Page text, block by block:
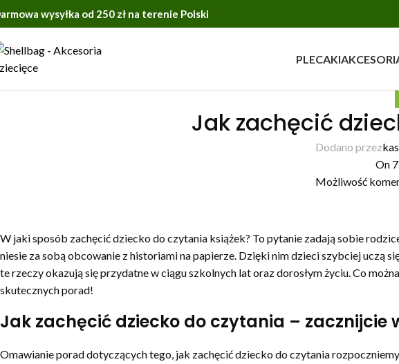
wysyłka od 250 zł na terenie Polski
PLECAKI
Jak zachęcić
Dodano przez
On
Możliwość
W jaki sposób zachęcić dziecko do czytania książek? To pytanie zadają sobie
niesie za sobą obcowanie z historiami na papierze. Dzięki nim dzieci szybciej uczą
te rzeczy okazują się przydatne w ciągu szkolnych lat oraz dorosłym życiu. Co
skutecznych porad!
Jak zachęcić dziecko do czytania – zacznijcie
Omawianie porad dotyczących tego, jak zachęcić dziecko do czytania